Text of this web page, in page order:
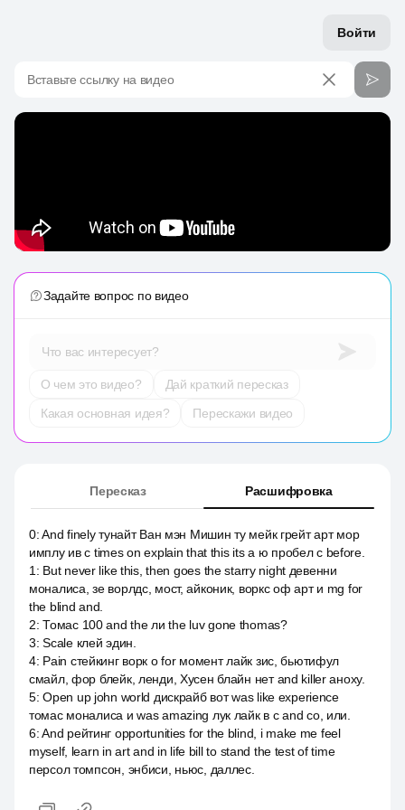
Войти
Вставьте ссылку на видео
Задайте вопрос по видео
Что вас интересует?
О чем это видео?
Дай краткий пересказ
Какая основная идея?
Перескажи видео
Пересказ Расшифровка
0:And finely тунайт Ван мэн Мишин ту мейк грейт арт мор
имплу ив с times on explain that this its a ю пробел c before.
1 : But never like this, then goes the starry night девенни
моналиса, зе ворлдс, мост, айконик, воркс оф арт и mg for
the blind and.
2:Томас 100 and the ли the luv gone thomas?
3:Scale клей эдин.
4: Pain стейкинг ворк о for момент лайк зис, бьютифул
смайл, фор блейк, ленди, Хусен блайн нет and killer аноху.
5:Open up john world дискрайб вот was like experience
томас моналиса и was amazing лук лайк в c and co, или.
6:And рейтинг opportunities for the blind, i make me feel
myself, learn in art and in life bill to stand the test of time
персол томпсон, энбиси, ньюс, даллес.